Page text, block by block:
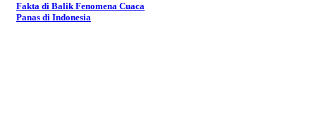
Fakta di Balik Fenomena Cuaca
Panas di Indonesia